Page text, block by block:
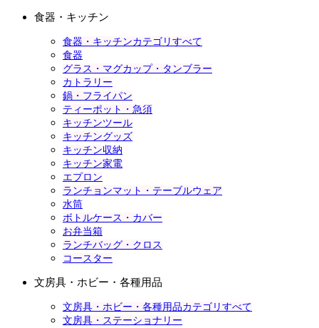
食器・キッチン
食器・キッチンカテゴリすべて
食器
グラス・マグカップ・タンブラー
カトラリー
鍋・フライパン
ティーポット・急須
キッチンツール
キッチングッズ
キッチン収納
キッチン家電
エプロン
ランチョンマット・テーブルウェア
水筒
ボトルケース・カバー
お弁当箱
ランチバッグ・クロス
コースター
文房具・ホビー・各種用品
文房具・ホビー・各種用品カテゴリすべて
文房具・ステーショナリー